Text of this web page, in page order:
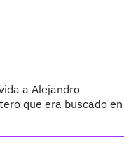
a Alejandro
que era buscado en